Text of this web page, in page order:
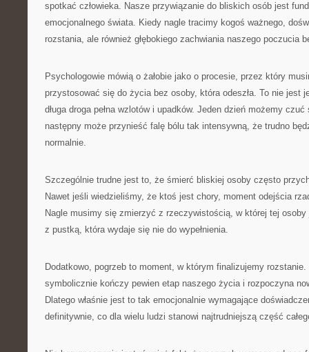
spotkać człowieka. Nasze przywiązanie do bliskich osób jest
emocjonalnego świata. Kiedy nagle tracimy kogoś ważnego,
rozstania, ale również głębokiego zachwiania naszego poczucia
Psychologowie mówią o żałobie jako o procesie, przez który
przystosować się do życia bez osoby, która odeszła. To nie jest
długa droga pełna wzlotów i upadków. Jeden dzień możemy
następny może przynieść falę bólu tak intensywną, że trudno
normalnie.
Szczególnie trudne jest to, że śmierć bliskiej osoby często
Nawet jeśli wiedzieliśmy, że ktoś jest chory, moment odejścia
Nagle musimy się zmierzyć z rzeczywistością, w której tej
z pustką, która wydaje się nie do wypełnienia.
Dodatkowo, pogrzeb to moment, w którym finalizujemy
symbolicznie kończy pewien etap naszego życia i rozpoczyna
Dlatego właśnie jest to tak emocjonalnie wymagające
definitywnie, co dla wielu ludzi stanowi najtrudniejszą część